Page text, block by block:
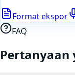
Format ekspor
FAQ
Pertanyaan